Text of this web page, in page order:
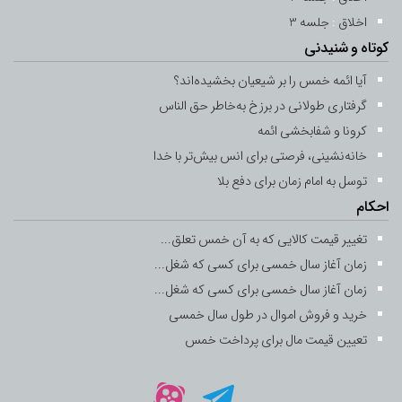
جلسه 13
6 اردیبهشت 1400
جلسه 14
7 اردیبهشت 1400 14 رمضان 1442
جلسه 15
-
جلسه 16
9 اردیبهشت 1400 -16 رمضان 1442
جلسه 17
10 اردیبهشت 1400 - 17 رمضان 1442
اخلاق : جلسه 3
کوتاه و شنیدنی
آیا ائمه خمس را بر شیعیان بخشیده‌اند؟
گرفتاری طولانی در برزخ به‌خاطر حق ‌الناس
کرونا و شفابخشی ائمه
خانه‌نشینی، فرصتی برای انس بیش‌تر با خدا
توسل به امام زمان برای دفع بلا
احکام
تغییر قیمت کالایی که به آن خمس تعلق...
زمان آغاز سال خمسی برای کسی که شغل...
زمان آغاز سال خمسی برای کسی که شغل...
خرید و فروش اموال در طول سال خمسی
تعیین قیمت مال برای پرداخت خمس